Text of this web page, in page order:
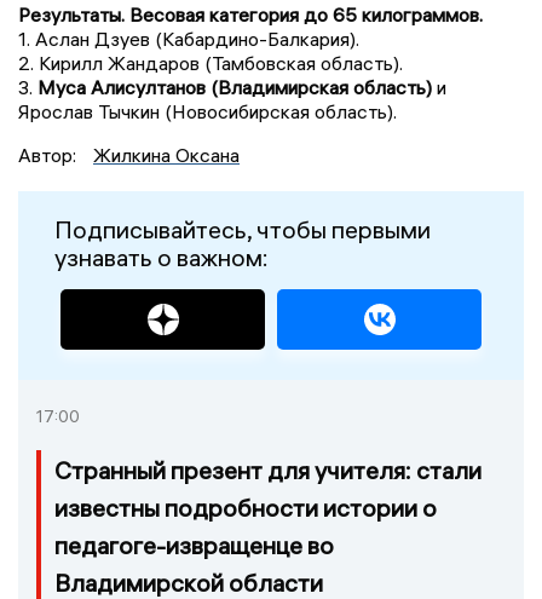
Результаты. Весовая категория до 65 килограммов.
1. Аслан Дзуев (Кабардино-Балкария).
2. Кирилл Жандаров (Тамбовская область).
3. Муса Алисултанов (Владимирская область) и
Ярослав Тычкин (Новосибирская область).
Автор:
Жилкина Оксана
Подписывайтесь, чтобы первыми
узнавать о важном:
17:00
Странный презент для учителя: стали
известны подробности истории о
педагоге-извращенце во
Владимирской области